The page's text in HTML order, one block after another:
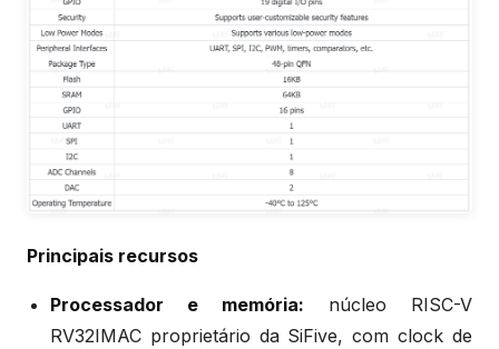
Principais recursos
Processador e memória: núcleo RISC-V
RV32IMAC proprietário da SiFive, com clock de